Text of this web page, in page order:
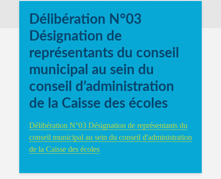
Délibération N°03
Désignation de
représentants du conseil
municipal au sein du
conseil d’administration
de la Caisse des écoles
Délibération N°03 Désignation de représentants du
conseil municipal au sein du conseil d'administration
de la Caisse des écoles